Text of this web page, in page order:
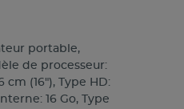
portable,
de processeur:
cm (16"), Type HD:
16 Go, Type